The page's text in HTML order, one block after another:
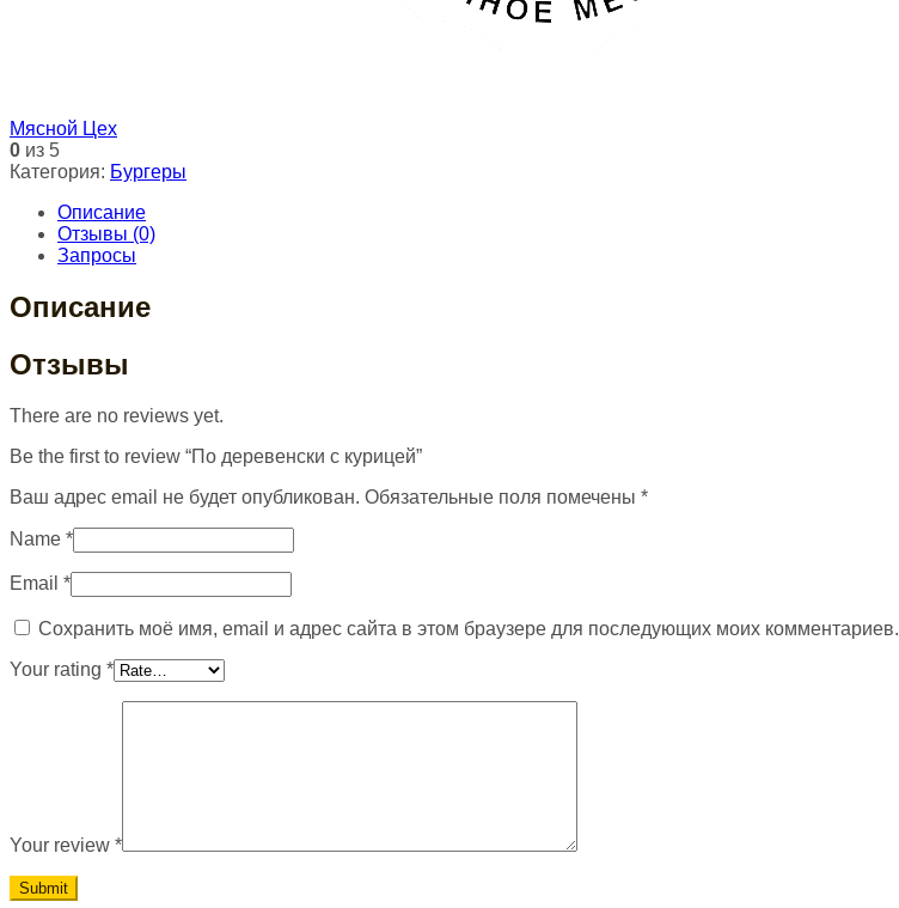
Мясной Цех
0 из 5
Категория: Бургеры
Описание
Отзывы (0)
Запросы
Описание
Отзывы
There are no reviews yet.
Be the first to review “По деревенски с курицей”
Ваш адрес email не будет опубликован. Обязательные поля помечены *
Name *
Email *
Сохранить моё имя, email и адрес сайта в этом браузере для последующих моих комментариев.
Your rating *
Your review *